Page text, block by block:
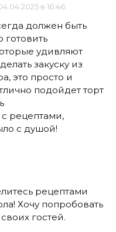
в 16:46
должен быть
удивляют
закуску из
это просто и
подойдет торт
рецептами,
с душой!
рецептами
Хочу попробовать
гостей.